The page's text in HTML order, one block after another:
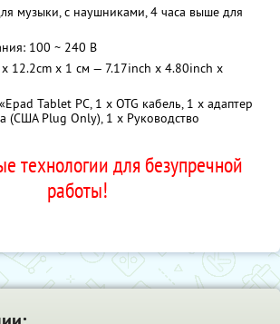
музыки, с наушниками, 4 часа выше для
100 ~ 240 В
12.2cm х 1 см — 7.17inch х 4.80inch х
Tablet PC, 1 х OTG кабель, 1 х адаптер
(США Plug Only), 1 х Руководство
технологии для безупречной
работы!